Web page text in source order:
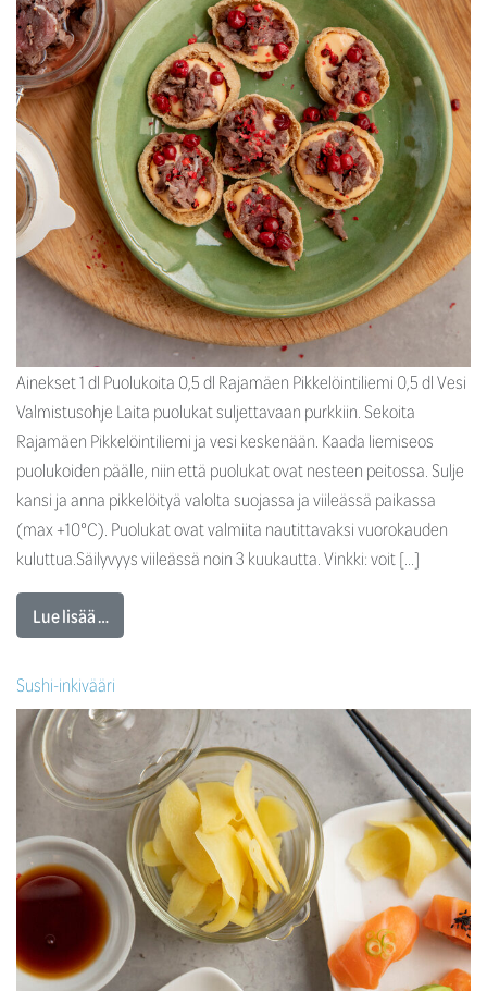
Ainekset 1 dl Puolukoita 0,5 dl Rajamäen Pikkelöintiliemi 0,5 dl Vesi
Valmistusohje Laita puolukat suljettavaan purkkiin. Sekoita
Rajamäen Pikkelöintiliemi ja vesi keskenään. Kaada liemiseos
puolukoiden päälle, niin että puolukat ovat nesteen peitossa. Sulje
kansi ja anna pikkelöityä valolta suojassa ja viileässä paikassa
(max +10°C). Puolukat ovat valmiita nautittavaksi vuorokauden
kuluttua.Säilyvyys viileässä noin 3 kuukautta. Vinkki: voit […]
Lue lisää …
Sushi-inkivääri